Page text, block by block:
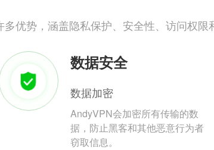
多优势，涵盖隐私保护、安全性、访问权限
数据安全
数据加密
AndyVPN会加密所有传输的数
据，防止黑客和其他恶意行为者
窃取信息。